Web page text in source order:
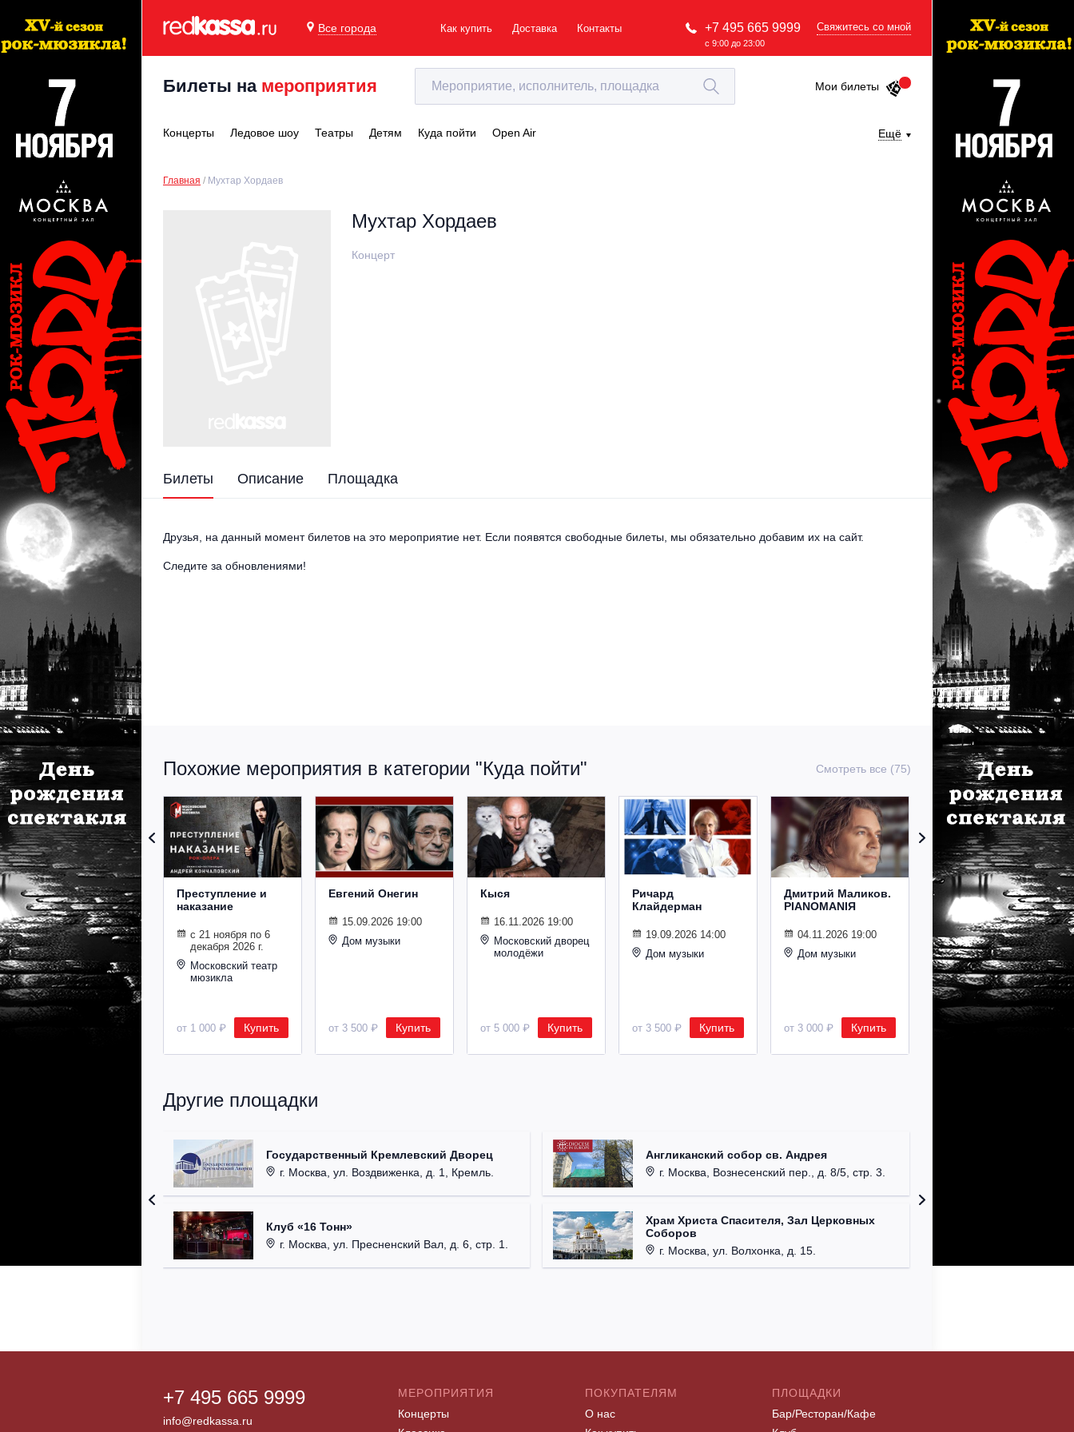
Все города Как купить Доставка Контакты +7 495 665 9999
с 9:00 до 23:00
Свяжитесь со мной
Билеты на мероприятия Мои билеты
Концерты Ледовое шоу Театры Детям Куда пойти Open Air Ещё
Главная Мухтар Хордаев
Мухтар Хордаев
Концерт
Билеты Описание Площадка
Друзья, на данный момент билетов на это мероприятие нет. Если появятся свободные билеты, мы обязательно добавим их на сайт.
Следите за обновлениями!
Похожие мероприятия в категории "Куда пойти" Смотреть все (75)
Преступление и
наказание
с 21 ноября по 6
декабря 2026 г.
Московский театр
мюзикла
от 1 000 ₽ Купить
Евгений Онегин
15.09.2026 19:00
Дом музыки
от 3 500 ₽ Купить
Кыся
16.11.2026 19:00
Московский дворец
молодёжи
от 5 000 ₽ Купить
Ричард
Клайдерман
19.09.2026 14:00
Дом музыки
от 3 500 ₽ Купить
Дмитрий Маликов.
PIANOMANIЯ
04.11.2026 19:00
Дом музыки
от 3 000 ₽ Купить
Рождественский
концерт
Владимира
Спивакова
24.12.2026 19:00
Дом музыки
Другие площадки
Государственный Кремлевский Дворец
г. Москва, ул. Воздвиженка, д. 1, Кремль.
Клуб «16 Тонн»
г. Москва, ул. Пресненский Вал, д. 6, стр. 1.
Англиканский собор св. Андрея
г. Москва, Вознесенский пер., д. 8/5, стр. 3.
Храм Христа Спасителя, Зал Церковных
Соборов
г. Москва, ул. Волхонка, д. 15.
+7 495 665 9999
info@redkassa.ru
МЕРОПРИЯТИЯ
Концерты
ПОКУПАТЕЛЯМ
О нас
ПЛОЩАДКИ
Бар/Ресторан/Кафе